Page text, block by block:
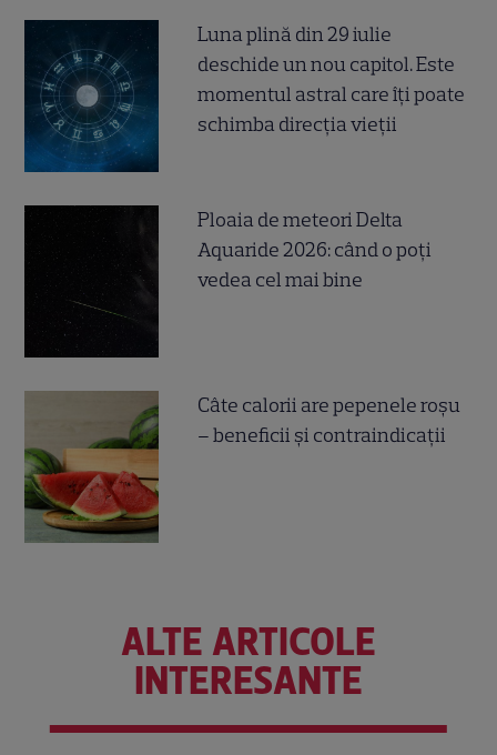
Luna plină din 29 iulie
deschide un nou capitol. Este
momentul astral care îți poate
schimba direcția vieții
Ploaia de meteori Delta
Aquaride 2026: când o poți
vedea cel mai bine
Câte calorii are pepenele roșu
– beneficii și contraindicații
ALTE ARTICOLE
INTERESANTE